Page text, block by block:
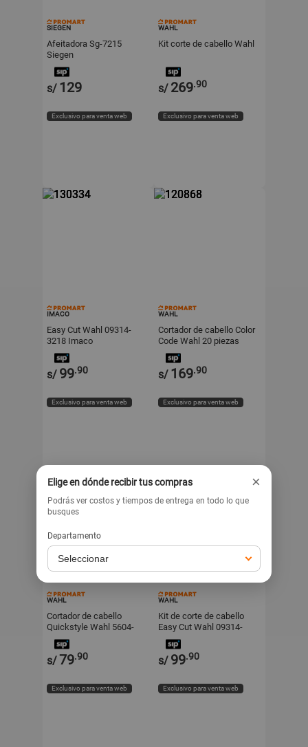
SIEGEN
Afeitadora Sg-7215
Siegen
s/ 129
Exclusivo para venta web
WAHL
Kit corte de cabello Wahl
s/ 269.90
Exclusivo para venta web
IMACO
Easy Cut Wahl 09314-
3218 Imaco
s/ 99.90
Exclusivo para venta web
WAHL
Cortador de cabello Color
Code Wahl 20 piezas
s/ 169.90
Exclusivo para venta web
WAHL
Cortador de cabello
Quickstyle Wahl 5604-
018
s/79.90
Exclusivo para venta web
WAHL
Kit de corte de cabello
Easy Cut Wahl 09314-
2718 10 piezas
s/ 99.90
Exclusivo para venta web
Elige en dónde recibir tus compras ×
Podrás ver costos y tiempos de entrega en todo lo que
busques
Departamento